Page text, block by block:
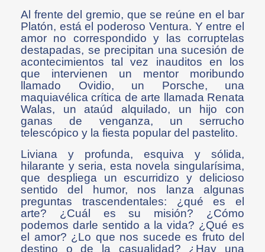
Al frente del gremio, que se reúne en el bar
Platón, está el poderoso Ventura. Y entre el
amor no correspondido y las corruptelas
destapadas, se precipitan una sucesión de
acontecimientos tal vez inauditos en los
que intervienen un mentor moribundo
llamado Ovidio, un Porsche, una
maquiavélica crítica de arte llamada Renata
Walas, un ataúd alquilado, un hijo con
ganas de venganza, un serrucho
telescópico y la fiesta popular del pastelito.
Liviana y profunda, esquiva y sólida,
hilarante y seria, esta novela singularísima,
que despliega un escurridizo y delicioso
sentido del humor, nos lanza algunas
preguntas trascendentales: ¿qué es el
arte? ¿Cuál es su misión? ¿Cómo
podemos darle sentido a la vida? ¿Qué es
el amor? ¿Lo que nos sucede es fruto del
destino o de la casualidad? ¿Hay una